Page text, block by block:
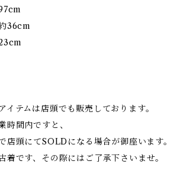
36cm
イテムは店頭でも販売しております。
時間内ですと、
店頭にてSOLDになる場合が御座います。
着です、その際にはご了承下さいませ。